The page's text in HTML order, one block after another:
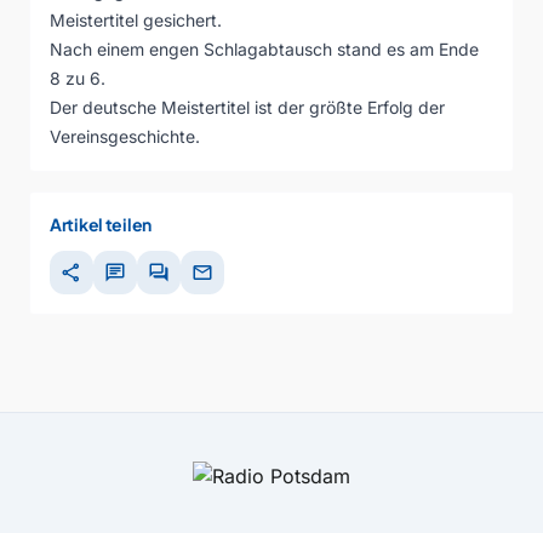
Meistertitel gesichert.
Nach einem engen Schlagabtausch stand es am Ende
8 zu 6.
Der deutsche Meistertitel ist der größte Erfolg der
Vereinsgeschichte.
Artikel teilen
share chat forum mail